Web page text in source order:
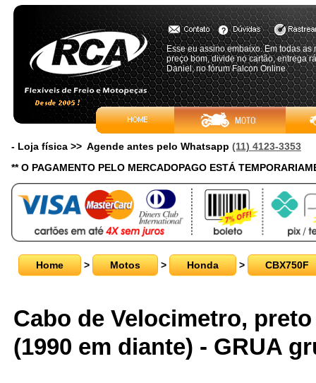
Esse eu assino embaixo. Em todas
preço bom, divide no cartão, entrega
Daniel, no fórum Falcon Online
- Loja física >> Agende antes pelo Whatsapp (11) 4123-3353
** O PAGAMENTO PELO MERCADOPAGO ESTÁ
Home > Motos > Honda > CBX750F
Cabo de Velocimetro, preto
(1990 em diante) - GRUA